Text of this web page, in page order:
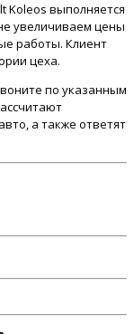
Koleos выполняется
увеличиваем цены
работы. Клиент
цеха.
по указанным
а также ответят